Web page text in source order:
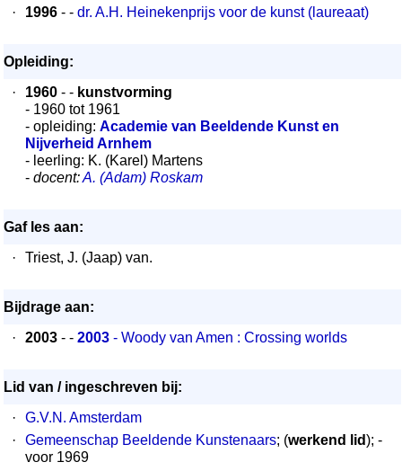
·
1996 - - dr. A.H. Heinekenprijs voor de kunst (laureaat)
Opleiding:
·
1960 - - kunstvorming
- 1960 tot 1961
- opleiding: Academie van Beeldende Kunst en
Nijverheid Arnhem
- leerling: K. (Karel) Martens
- docent:A. (Adam) Roskam
Gaf les aan:
·
Triest, J. (Jaap) van.
Bijdrage aan:
·
2003 - - 2003 - Woody van Amen : Crossing worlds
Lid van / ingeschreven bij:
·
G.V.N. Amsterdam
·
Gemeenschap Beeldende Kunstenaars; (werkend lid); -
voor 1969